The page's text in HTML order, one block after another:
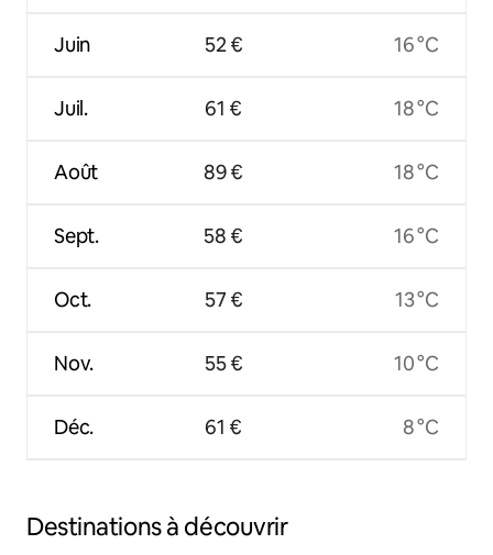
Juin
Juil.
Août
Sept.
Oct.
Nov.
Déc.
52 €
61 €
89 €
58 €
57 €
55 €
61 €
16 °C
18 °C
18 °C
16 °C
13 °C
10 °C
8 °C
Destinations à découvrir